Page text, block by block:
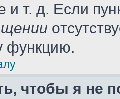
и т. д. Если
функцию.
чтобы я не